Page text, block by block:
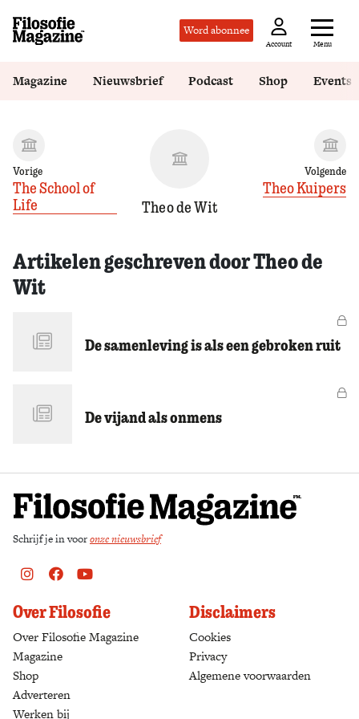
Word abonnee
Account Menu
Magazine Nieuwsbrief Podcast Shop Events
Vorige
The School of
Life
Theo de Wit
Volgende
Theo Kuipers
Artikelen geschreven door Theo de
Wit
De samenleving is als een gebroken ruit
De vijand als onmens
Schrijf je in vooronze nieuwsbrief
Instagram
FacebookYoutube
Over Filosofie
Over Filosofie Magazine
Magazine
Shop
Adverteren
Werken bij
Disclaimers
Cookies
Privacy
Algemene voorwaarden